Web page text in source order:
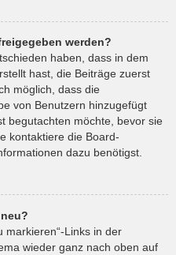
werden?
haben, dass in dem
hast, die Beiträge zuerst
möglich, dass die
von Benutzern hinzugefügt
begutachten möchte, bevor sie
kontaktiere die Board-
dazu benötigst.
markieren“-Links in der
wieder ganz nach oben auf